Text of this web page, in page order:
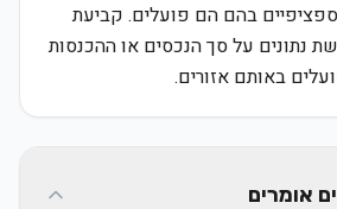
ספציפיים בהם הם פועלים. קביעת
נתונים על סך הנכסים או ההכנסות
באותם אזורים.
אומרים